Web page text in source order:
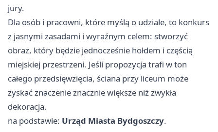
jury.
Dla osób i pracowni, które myślą o udziale, to konkurs
z jasnymi zasadami i wyraźnym celem: stworzyć
obraz, który będzie jednocześnie hołdem i częścią
miejskiej przestrzeni. Jeśli propozycja trafi w ton
całego przedsięwzięcia, ściana przy liceum może
zyskać znaczenie znacznie większe niż zwykła
dekoracja.
na podstawie: Urząd Miasta Bydgoszczy.